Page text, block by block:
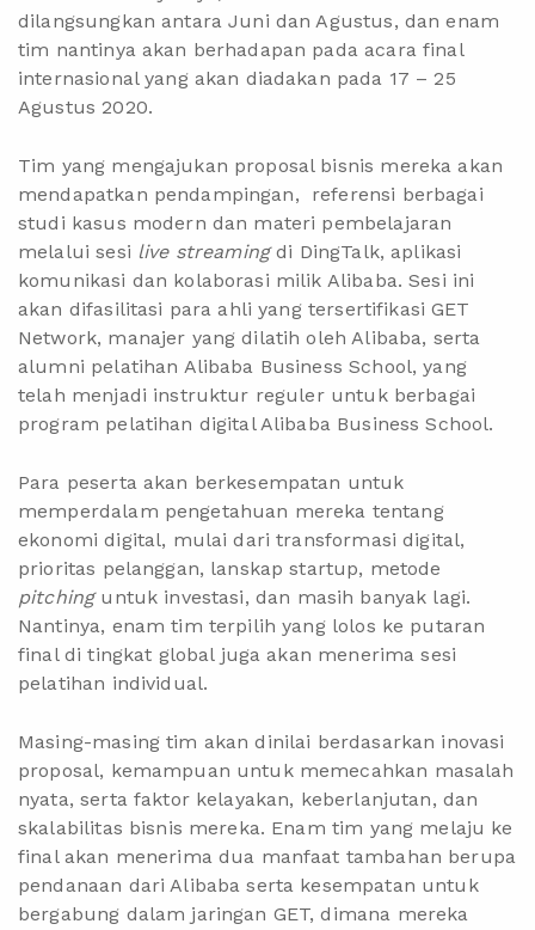
dilangsungkan antara Juni dan Agustus, dan enam
tim nantinya akan berhadapan pada acara final
internasional yang akan diadakan pada 17 – 25
Agustus 2020.
Tim yang mengajukan proposal bisnis mereka akan
mendapatkan pendampingan, referensi berbagai
studi kasus modern dan materi pembelajaran
melalui sesi live streamingdi DingTalk, aplikasi
komunikasi dan kolaborasi milik Alibaba. Sesi ini
akan difasilitasi para ahli yang tersertifikasi GET
Network, manajer yang dilatih oleh Alibaba, serta
alumni pelatihan Alibaba Business School, yang
telah menjadi instruktur reguler untuk berbagai
program pelatihan digital Alibaba Business School.
Para peserta akan berkesempatan untuk
memperdalam pengetahuan mereka tentang
ekonomi digital, mulai dari transformasi digital,
prioritas pelanggan, lanskap startup, metode
pitchinguntuk investasi, dan masih banyak lagi.
Nantinya, enam tim terpilih yang lolos ke putaran
final di tingkat global juga akan menerima sesi
pelatihan individual.
Masing-masing tim akan dinilai berdasarkan inovasi
proposal, kemampuan untuk memecahkan masalah
nyata, serta faktor kelayakan, keberlanjutan, dan
skalabilitas bisnis mereka. Enam tim yang melaju ke
final akan menerima dua manfaat tambahan berupa
pendanaan dari Alibaba serta kesempatan untuk
bergabung dalam jaringan GET, dimana mereka